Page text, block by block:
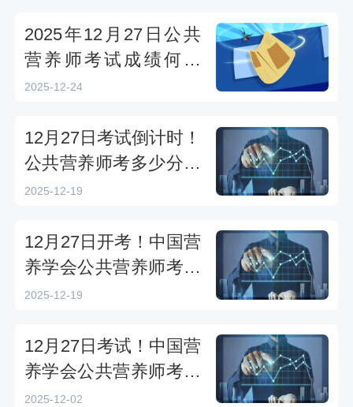
2025年12月27日公共
营养师考试成绩何时
出？官方查分入口领证
2025-12-24
12月27日考试倒计时！
公共营养师考多少分算
合格？
2025-12-19
12月27日开考！中国营
养学会公共营养师考后
成绩查询、复核及补
2025-12-19
12月27日考试！中国营
养学会公共营养师考试
成绩查询时间及合格标
2025-12-02